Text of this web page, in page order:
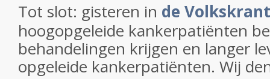
Tot slot: gisteren in de
hoogopgeleide kankerpatiënten
behandelingen krijgen en langer
opgeleide kankerpatiënten. Wij